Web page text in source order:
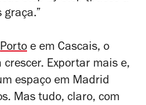
graça.”
Porto e em Cascais, o
Exportar mais e,
espaço em Madrid
Mas tudo, claro, com